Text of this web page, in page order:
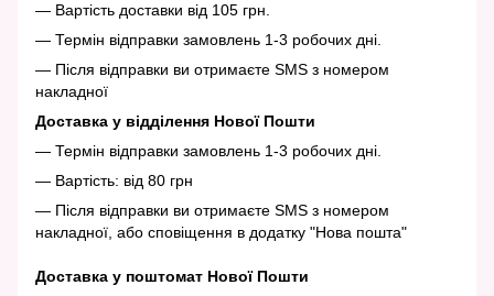
— Вартість доставки від 105 грн.
— Термін відправки замовлень 1-3 робочих дні.
— Після відправки ви отримаєте SMS з номером
накладної
Доставка у відділення Нової Пошти
— Термін відправки замовлень 1-3 робочих дні.
— Вартість: від 80 грн
— Після відправки ви отримаєте SMS з номером
накладної, або сповіщення в додатку "Нова пошта"
Доставка у поштомат Нової Пошти